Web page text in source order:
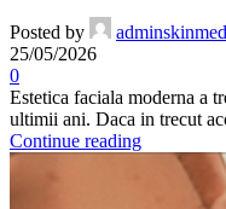
Posted by
25/05/2026
0
Estetica faciala moderna a
ultimii ani. Daca in trecut
Continue reading